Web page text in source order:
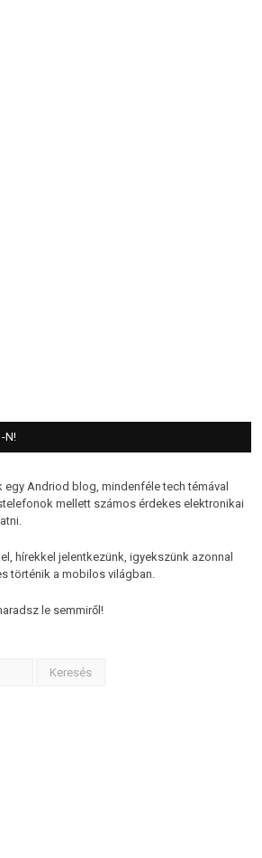
N!
egy Andriod blog, mindenféle tech témával
mellett számos érdekes elektronikai
hírekkel jelentkezünk, igyekszünk azonnal
történik a mobilos világban.
le semmiről!